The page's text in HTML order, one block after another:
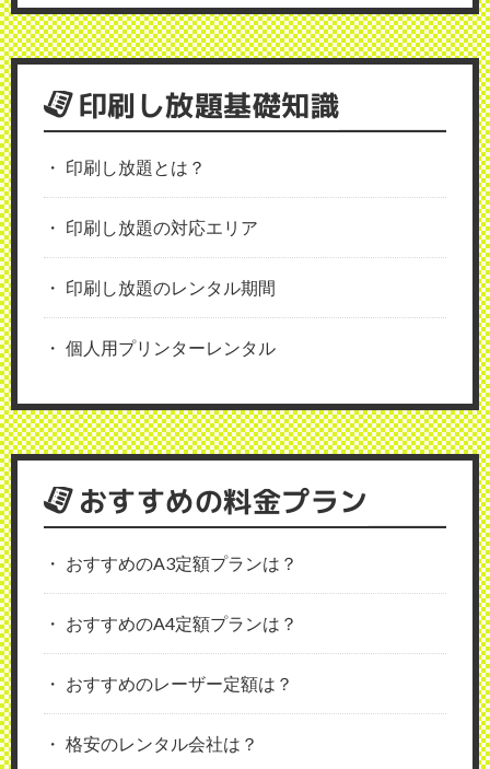
印刷し放題基礎知識
印刷し放題とは？
印刷し放題の対応エリア
印刷し放題のレンタル期間
個人用プリンターレンタル
おすすめの料金プラン
おすすめのA3定額プランは？
おすすめのA4定額プランは？
おすすめのレーザー定額は？
格安のレンタル会社は？